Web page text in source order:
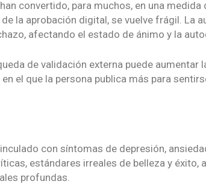
convertido, para muchos, en una medida
la aprobación digital, se vuelve frágil. La
afectando el estado de ánimo y la
de validación externa puede aumentar
el que la persona publica más para
con síntomas de depresión,
estándares irreales de belleza y éxito,
profundas.